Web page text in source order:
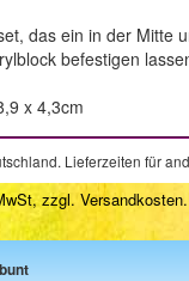
das ein in der Mitte
befestigen
x 4,3cm
Lieferzeiten für
zzgl. Versandkosten.